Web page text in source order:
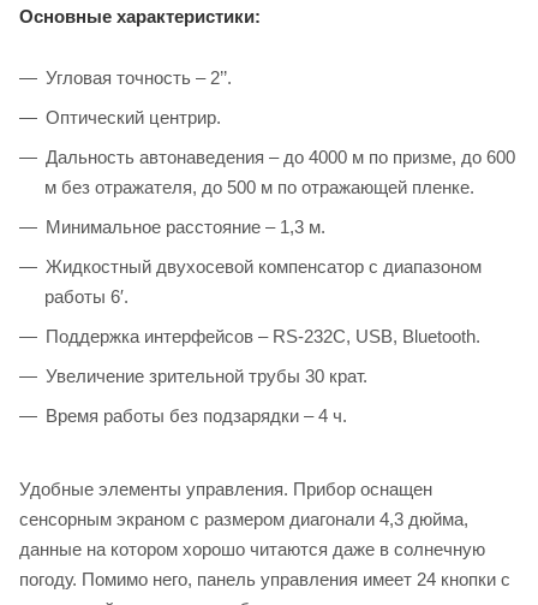
Основные характеристики:
Угловая точность – 2’’.
Оптический центрир.
Дальность автонаведения – до 4000 м по призме, до 600
м без отражателя, до 500 м по отражающей пленке.
Минимальное расстояние – 1,3 м.
Жидкостный двухосевой компенсатор с диапазоном
работы 6′.
Поддержка интерфейсов – RS-232C, USB, Bluetooth.
Увеличение зрительной трубы 30 крат.
Время работы без подзарядки – 4 ч.
Удобные элементы управления. Прибор оснащен
сенсорным экраном с размером диагонали 4,3 дюйма,
данные на котором хорошо читаются даже в солнечную
погоду. Помимо него, панель управления имеет 24 кнопки с